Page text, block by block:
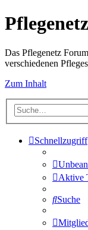
Das Pflegenetz
verschiedenen
Zum Inhalt
Schnellzugriff
Aktive
Suche